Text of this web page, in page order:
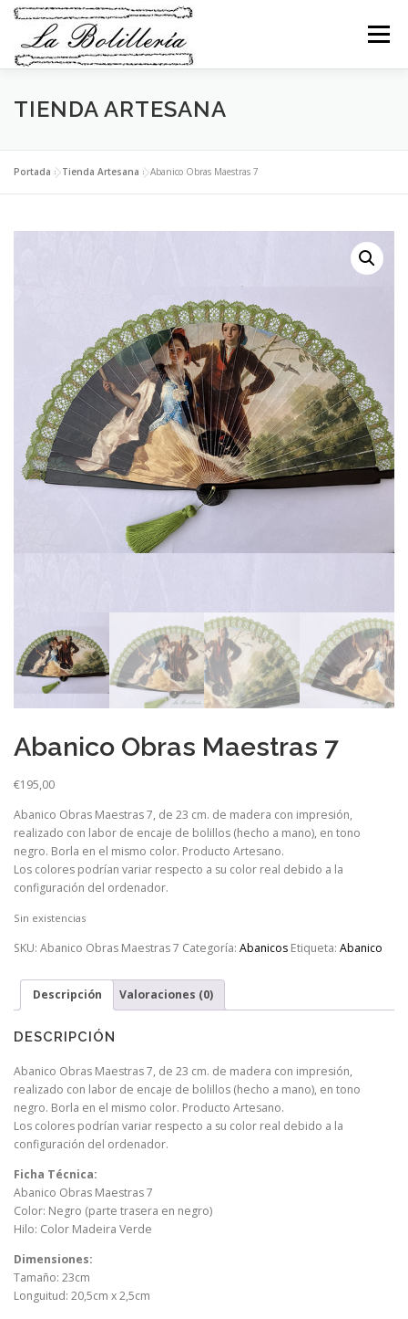
Saltar
contenido
Menú
INICIO ABANICOS BEBÉS
COLLARES PENDIENTES BROCHES
RELIGIOSO
MI CESTA
TIENDA ARTESANA
Portada »Tienda Artesana »Abanico Obras Maestras 7
Abanico Obras Maestras 7
€195,00
Abanico Obras Maestras 7, de 23 cm. de madera con impresión,
realizado con labor de encaje de bolillos (hecho a mano), en tono
negro. Borla en el mismo color. Producto Artesano.
Los colores podrían variar respecto a su color real debido a la
configuración del ordenador.
Sin existencias
SKU: Abanico Obras Maestras 7 Categoría: Abanicos Etiqueta: Abanico
Descripción Valoraciones (0)
DESCRIPCIÓN
Abanico Obras Maestras 7, de 23 cm. de madera con impresión,
realizado con labor de encaje de bolillos (hecho a mano), en tono
negro. Borla en el mismo color. Producto Artesano.
Los colores podrían variar respecto a su color real debido a la
configuración del ordenador.
Ficha Técnica:
Abanico Obras Maestras 7
Color: Negro (parte trasera en negro)
Hilo: Color Madeira Verde
Dimensiones:
Tamaño: 23cm
Longuitud: 20,5cm x 2,5cm